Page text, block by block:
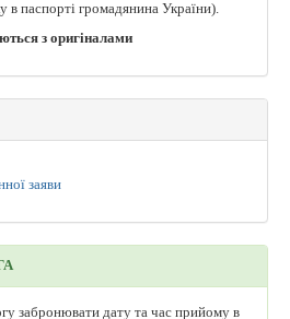
в паспорті громадянина України).
з оригіналами
заяви
забронювати дату та час прийому в